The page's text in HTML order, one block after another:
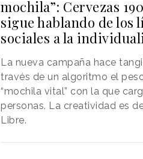
mochila”: Cervezas
sigue hablando de los
sociales a la
La nueva campaña hace
través de un algoritmo el
“mochila vital” con la que
personas. La creatividad es
Libre.